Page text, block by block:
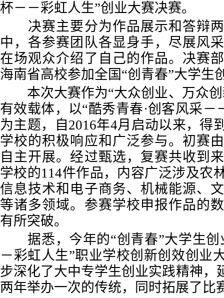
杯－－彩虹人生”创业大赛决赛。
决赛主要分为作品展示和答辩两
中，各参赛团队各显身手，尽展风
在场观众介绍了自己的作品。决赛
海南省高校参加全国“创青春”大学生
本次大赛作为“大众创业、万众创
有效载体，以“酷秀青春·创客风采－
为主题，自2016年4月启动以来，得
学校的积极响应和广泛参与。初赛
自主开展。经过甄选，复赛共收到
学校的114件作品，内容广泛涉及农
信息技术和电子商务、机械能源、
等诸多领域。参赛学校申报作品的
有所突破。
据悉，今年的“创青春”大学生创
－彩虹人生”职业学校创新创效创业
步深化了大中专学生创业实践精神，
两年举办一次的传统，同时拓展了比